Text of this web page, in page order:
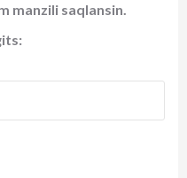
manzili saqlansin.